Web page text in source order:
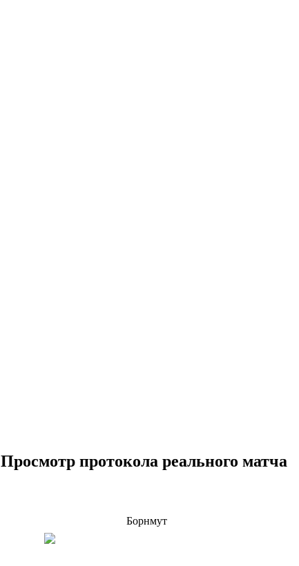
Просмотр протокола реального матча
Борнмут